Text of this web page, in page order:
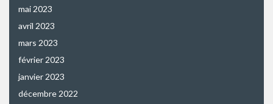
mai 2023
avril 2023
mars 2023
février 2023
janvier 2023
décembre 2022